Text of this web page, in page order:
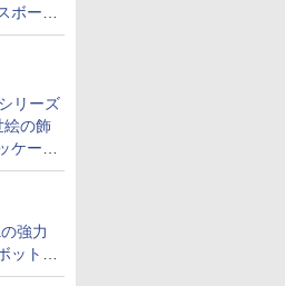
ボー
量産機
ダムベ
リーズ
絵の飾
ケージ
土産
ダムベ
強力
ット掃
」